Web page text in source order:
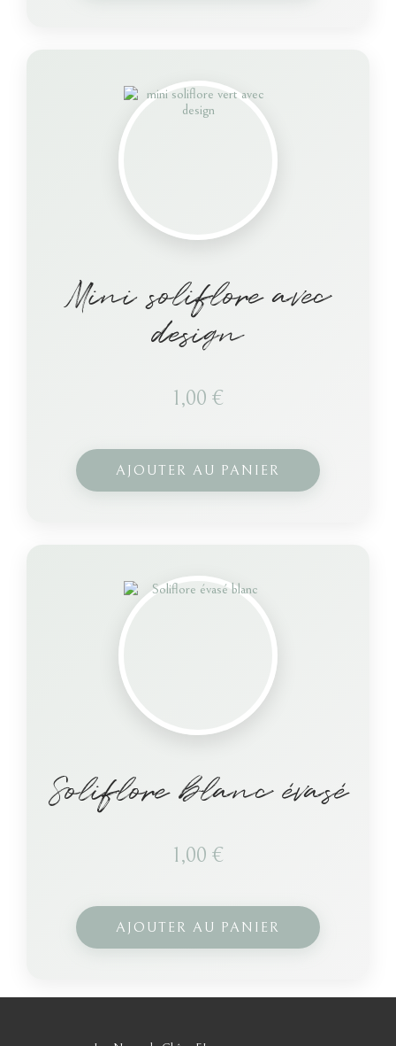
Mini soliflore avec
design
1,00 €
AJOUTER AU PANIER
Soliflore blanc évasé
1,00 €
AJOUTER AU PANIER